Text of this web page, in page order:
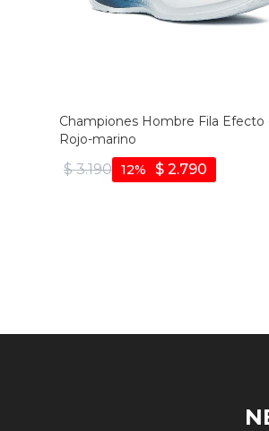
Championes Hombre Fila Efecto
Rojo-marino
$ 3.190 $ 2.790
12